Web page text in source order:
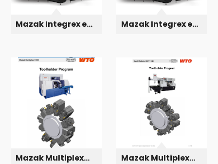
Mazak Integrex e
Mazak Integrex e
Mazak Multiplex
Mazak Multiplex